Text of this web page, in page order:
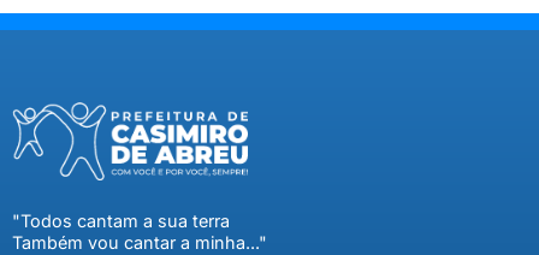
"Todos cantam a sua terra
Também vou cantar a minha..."